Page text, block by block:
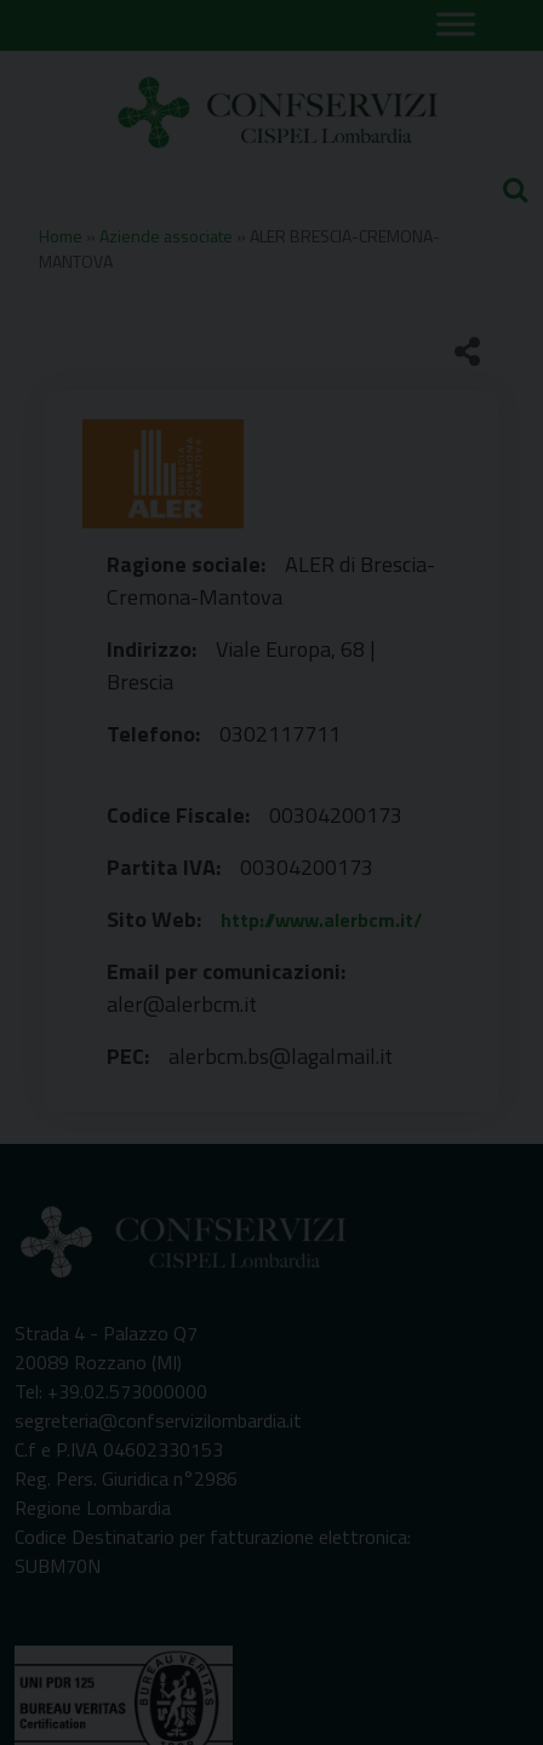
to
Home Aziende associate
ALER BRESCIA-CREMONA-
MANTOVA
Ragione sociale:
ALER di Brescia-
Cremona-Mantova
Indirizzo:
Viale Europa, 68 |
Brescia
Telefono:
0302117711
Codice Fiscale:
00304200173
Partita IVA:
00304200173
Sito Web:
http://www.alerbcm.it/
Email per comunicazioni:
aler@alerbcm.it
PEC:
alerbcm.bs@lagalmail.it
Strada 4 - Palazzo Q7
20089 Rozzano (MI)
Tel: +39.02.573000000
segreteria@confservizilombardia.it
C.f e P.IVA 04602330153
Reg. Pers. Giuridica n°2986
Regione Lombardia
Codice Destinatario per fatturazione elettronica:
SUBM70N